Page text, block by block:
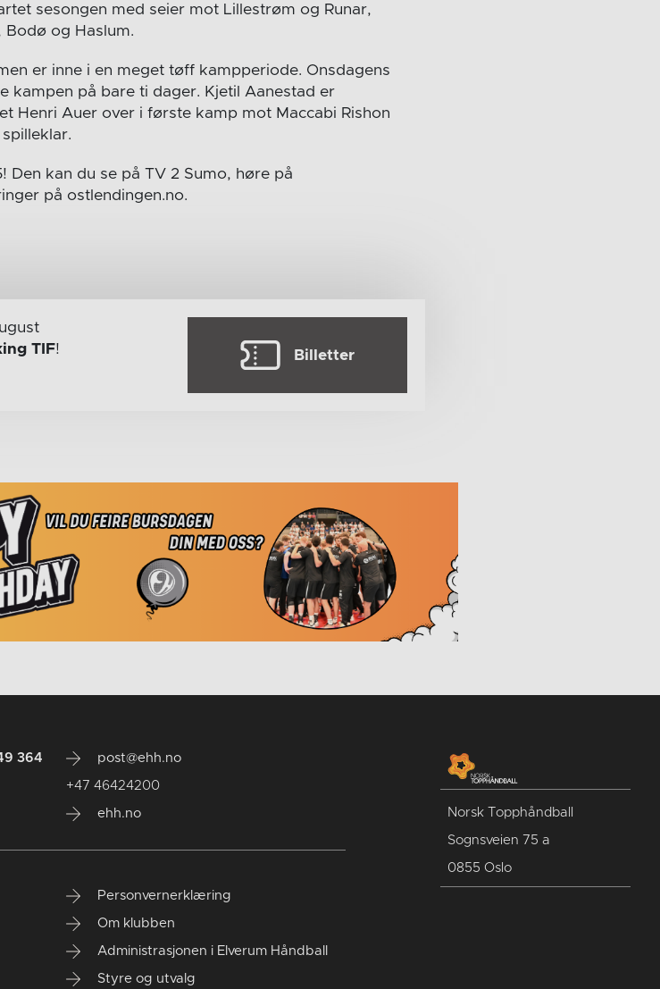
sesongen med seier mot Lillestrøm og Runar,
og Haslum.
er inne i en meget tøff kampperiode. Onsdagens
kampen på bare ti dager. Kjetil Aanestad er
Henri Auer over i første kamp mot Maccabi Rishon
Den kan du se på TV 2 Sumo, høre på
på ostlendingen.no.
TIF! Billetter
364 post@ehh.no
+47 46424200
ehh.no
Personvernerklæring
Om klubben
Administrasjonen i Elverum Håndball
Styre og utvalg
Norsk Topphåndball
Sognsveien 75 a
0855 Oslo